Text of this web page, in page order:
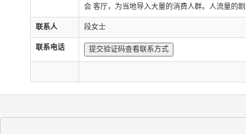
会 客厅，为当地导入大量的消费人群。人流量的
联系人 段女士
联系电话 提交验证码查看联系方式